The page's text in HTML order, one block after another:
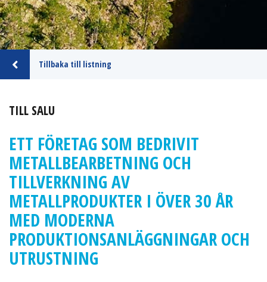
Tillbaka till listning
TILL SALU
ETT FÖRETAG SOM BEDRIVIT
METALLBEARBETNING OCH
TILLVERKNING AV
METALLPRODUKTER I ÖVER 30 ÅR
MED MODERNA
PRODUKTIONSANLÄGGNINGAR OCH
UTRUSTNING